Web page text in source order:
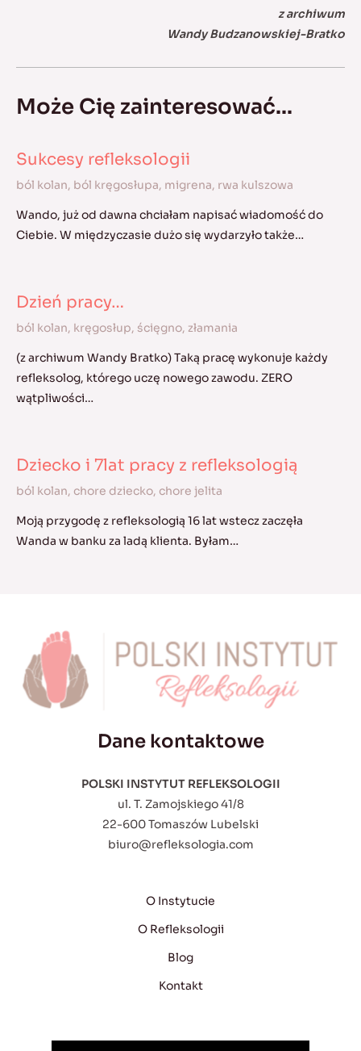
z archiwum
Wandy Budzanowskiej-Bratko
Może Cię zainteresować...
Sukcesy refleksologii
ból kolan, ból kręgosłupa, migrena, rwa kulszowa
Wando, już od dawna chciałam napisać wiadomość do
Ciebie. W międzyczasie dużo się wydarzyło także…
Dzień pracy…
ból kolan, kręgosłup, ścięgno, złamania
(z archiwum Wandy Bratko) Taką pracę wykonuje każdy
refleksolog, którego uczę nowego zawodu. ZERO
wątpliwości…
Dziecko i 7lat pracy z refleksologią
ból kolan, chore dziecko, chore jelita
Moją przygodę z refleksologią 16 lat wstecz zaczęła
Wanda w banku za ladą klienta. Byłam…
Dane kontaktowe
POLSKI INSTYTUT REFLEKSOLOGII
ul. T. Zamojskiego 41/8
22-600 Tomaszów Lubelski
biuro@refleksologia.com
O Instytucie
O Refleksologii
Blog
Kontakt